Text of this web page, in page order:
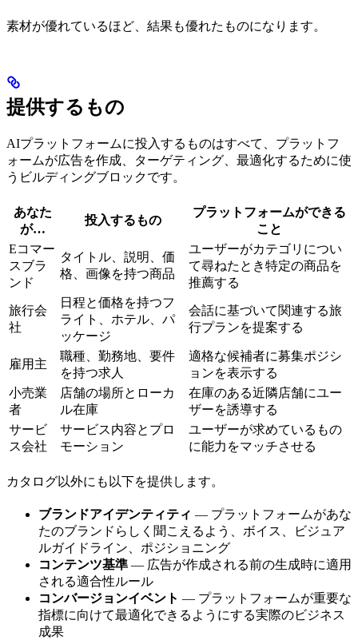
素材が優れているほど、結果も優れたものになります。
提供するもの
AIプラットフォームに投入するものはすべて、プラットフ
ォームが広告を作成、ターゲティング、最適化するために使
うビルディングブロックです。
あなた
が…
投入するもの
プラットフォームができる
こと
Eコマー
スブラ
ンド
タイトル、説明、価
格、画像を持つ商品
ユーザーがカテゴリについ
て尋ねたとき特定の商品を
推薦する
旅行会
社
日程と価格を持つフ
ライト、ホテル、パ
ッケージ
会話に基づいて関連する旅
行プランを提案する
雇用主
職種、勤務地、要件
を持つ求人
適格な候補者に募集ポジシ
ョンを表示する
小売業
者
店舗の場所とローカ
ル在庫
在庫のある近隣店舗にユー
ザーを誘導する
サービ
ス会社
サービス内容とプロ
モーション
ユーザーが求めているもの
に能力をマッチさせる
カタログ以外にも以下を提供します。
ブランドアイデンティティ — プラットフォームがあな
たのブランドらしく聞こえるよう、ボイス、ビジュア
ルガイドライン、ポジショニング
コンテンツ基準 — 広告が作成される前の生成時に適用
される適合性ルール
コンバージョンイベント — プラットフォームが重要な
指標に向けて最適化できるようにする実際のビジネス
成果